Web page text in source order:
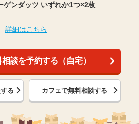
ゲンダッツ いずれか1つ×2枚
詳細はこちら
談を予約する（自宅）
る カフェで無料相談する